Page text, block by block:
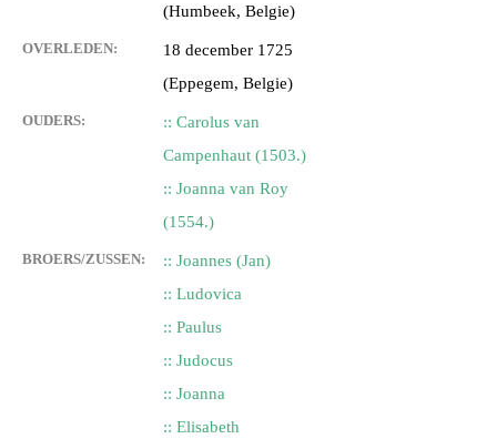
(Humbeek, Belgie)
OVERLEDEN:
18 december 1725
(Eppegem, Belgie)
OUDERS:
:: Carolus van
Campenhaut (1503.)
:: Joanna van Roy
(1554.)
BROERS/ZUSSEN:
:: Joannes (Jan)
:: Ludovica
:: Paulus
:: Judocus
:: Joanna
:: Elisabeth